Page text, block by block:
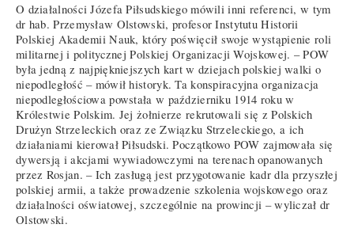
O działalności Józefa Piłsudskiego mówili inni referenci, w tym
dr hab. Przemysław Olstowski, profesor Instytutu Historii
Polskiej Akademii Nauk, który poświęcił swoje wystąpienie roli
militarnej i politycznej Polskiej Organizacji Wojskowej. – POW
była jedną z najpiękniejszych kart w dziejach polskiej walki o
niepodległość – mówił historyk. Ta konspiracyjna organizacja
niepodległościowa powstała w październiku 1914 roku w
Królestwie Polskim. Jej żołnierze rekrutowali się z Polskich
Drużyn Strzeleckich oraz ze Związku Strzeleckiego, a ich
działaniami kierował Piłsudski. Początkowo POW zajmowała się
dywersją i akcjami wywiadowczymi na terenach opanowanych
przez Rosjan. – Ich zasługą jest przygotowanie kadr dla przyszłej
polskiej armii, a także prowadzenie szkolenia wojskowego oraz
działalności oświatowej, szczególnie na prowincji – wyliczał dr
Olstowski.